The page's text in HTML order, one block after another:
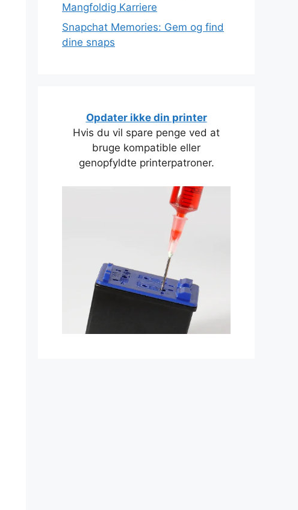
Mangfoldig Karriere
Snapchat Memories: Gem og find
dine snaps
Opdater ikke din printer
Hvis du vil spare penge ved at
bruge kompatible eller
genopfyldte printerpatroner.